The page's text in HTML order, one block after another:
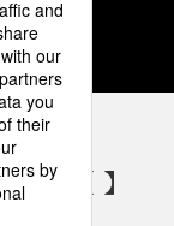
ウント